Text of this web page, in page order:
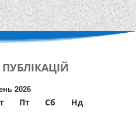
ПУБЛІКАЦІЙ
2026
Пт Сб
Нд